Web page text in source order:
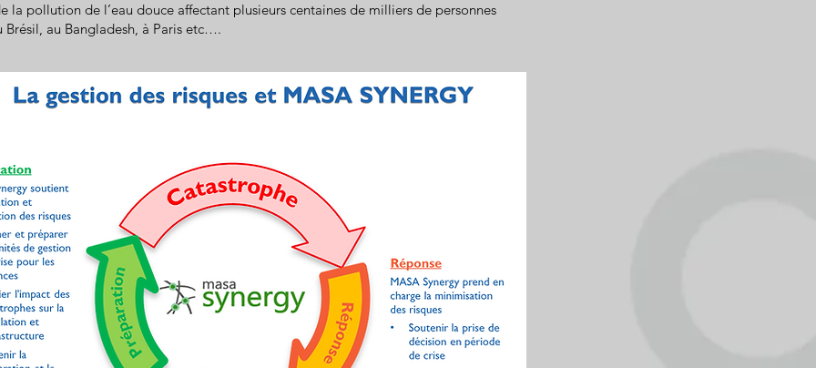
la pollution de l’eau douce affectant plusieurs centaines de milliers de personnes
au Bangladesh, à Paris etc….